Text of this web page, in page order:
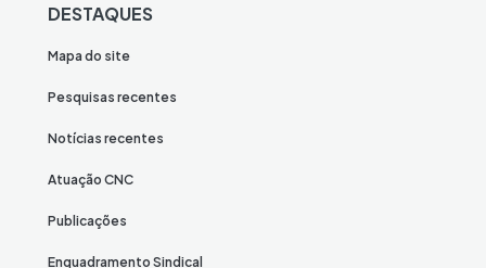
DESTAQUES
Mapa do site
Pesquisas recentes
Notícias recentes
Atuação CNC
Publicações
Enquadramento Sindical